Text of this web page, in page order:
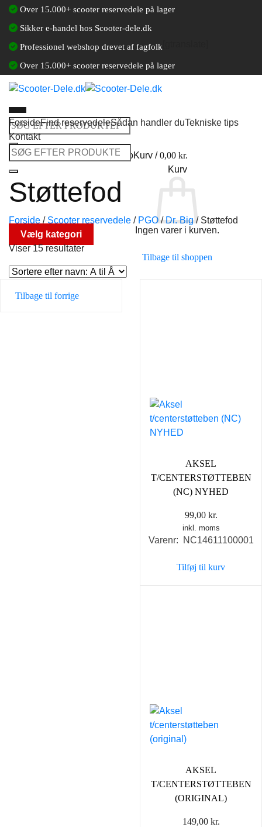
Fortsæt
indhold
Over 15.000+ scooter reservedele på lager
Sikker e-handel hos Scooter-dele.dk
Professionel webshop drevet af fagfolk
Over 15.000+ scooter reservedele på lager
Søg
efter:
Log ind / Opret en kundekontoKurv /0,00 kr.
Kurv
Ingen varer i kurven.
Tilbage til shoppen
ForsideFind reservedeleSådan handler duTekniske tips
Kontakt
Søg
efter:
Støttefod
Forside / Scooter reservedele / PGO / Dr. Big /Støttefod
Vælg kategori
Viser 15 resultater
Tilbage til forrige
AKSEL
T/CENTERSTØTTEBEN
(NC) NYHED
99,00 kr.
inkl. moms
Varenr: NC14611100001
Tilføj til kurv
AKSEL
T/CENTERSTØTTEBEN
(ORIGINAL)
149,00 kr.